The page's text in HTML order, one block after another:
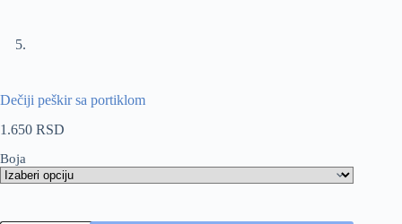
Dečiji peškir sa portiklom
1.650 RSD
Boja